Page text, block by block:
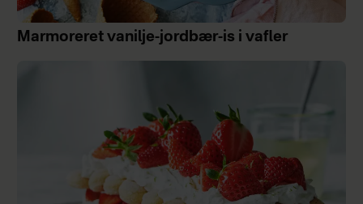
Marmoreret vanilje-jordbær-is i vafler